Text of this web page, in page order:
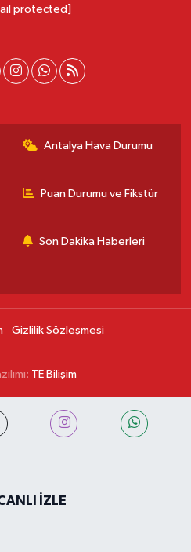
protected]
Antalya Hava Durumu
Puan Durumu ve Fikstür
Son Dakika Haberleri
Gizlilik Sözleşmesi
TE Bilişim
İZLE